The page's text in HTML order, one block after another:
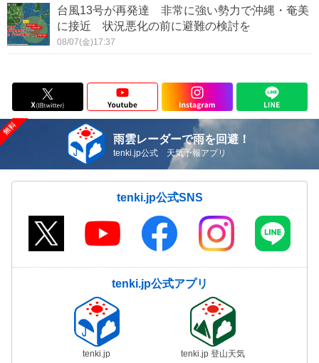
台風13号が再発達 非常に強い勢力で沖縄・奄美
に接近 状況悪化の前に避難の検討を
08/07(金)17:37
雨雲レーダーで雨を回避！
tenki.jp公式 天気予報アプリ
tenki.jp公式SNS
tenki.jp公式アプリ
tenki.jp tenki.jp 登山天気